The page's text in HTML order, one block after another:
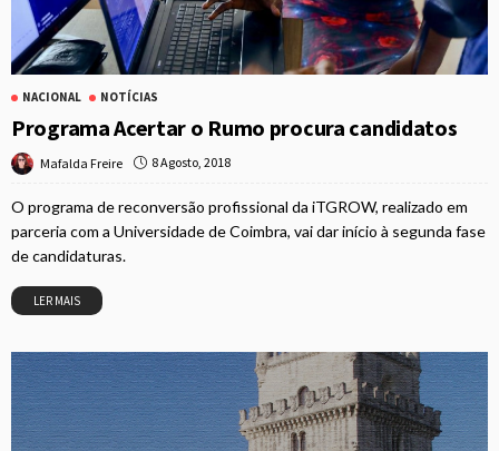
NACIONAL NOTÍCIAS
Programa Acertar o Rumo procura candidatos
Mafalda Freire 8 Agosto, 2018
O programa de reconversão profissional da iTGROW, realizado em
parceria com a Universidade de Coimbra, vai dar início à segunda fase
de candidaturas.
LER MAIS